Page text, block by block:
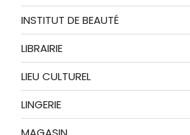
INSTITUT DE BEAUTÉ
LIBRAIRIE
LIEU CULTUREL
LINGERIE